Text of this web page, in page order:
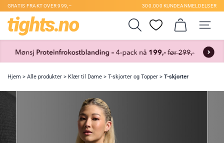
GRATIS FRAKT OVER 999,– 300.000 KUNDEANMELDELSER
Hjem > Alle produkter > Klær til Dame > T-skjorter og Topper > T-skjorter